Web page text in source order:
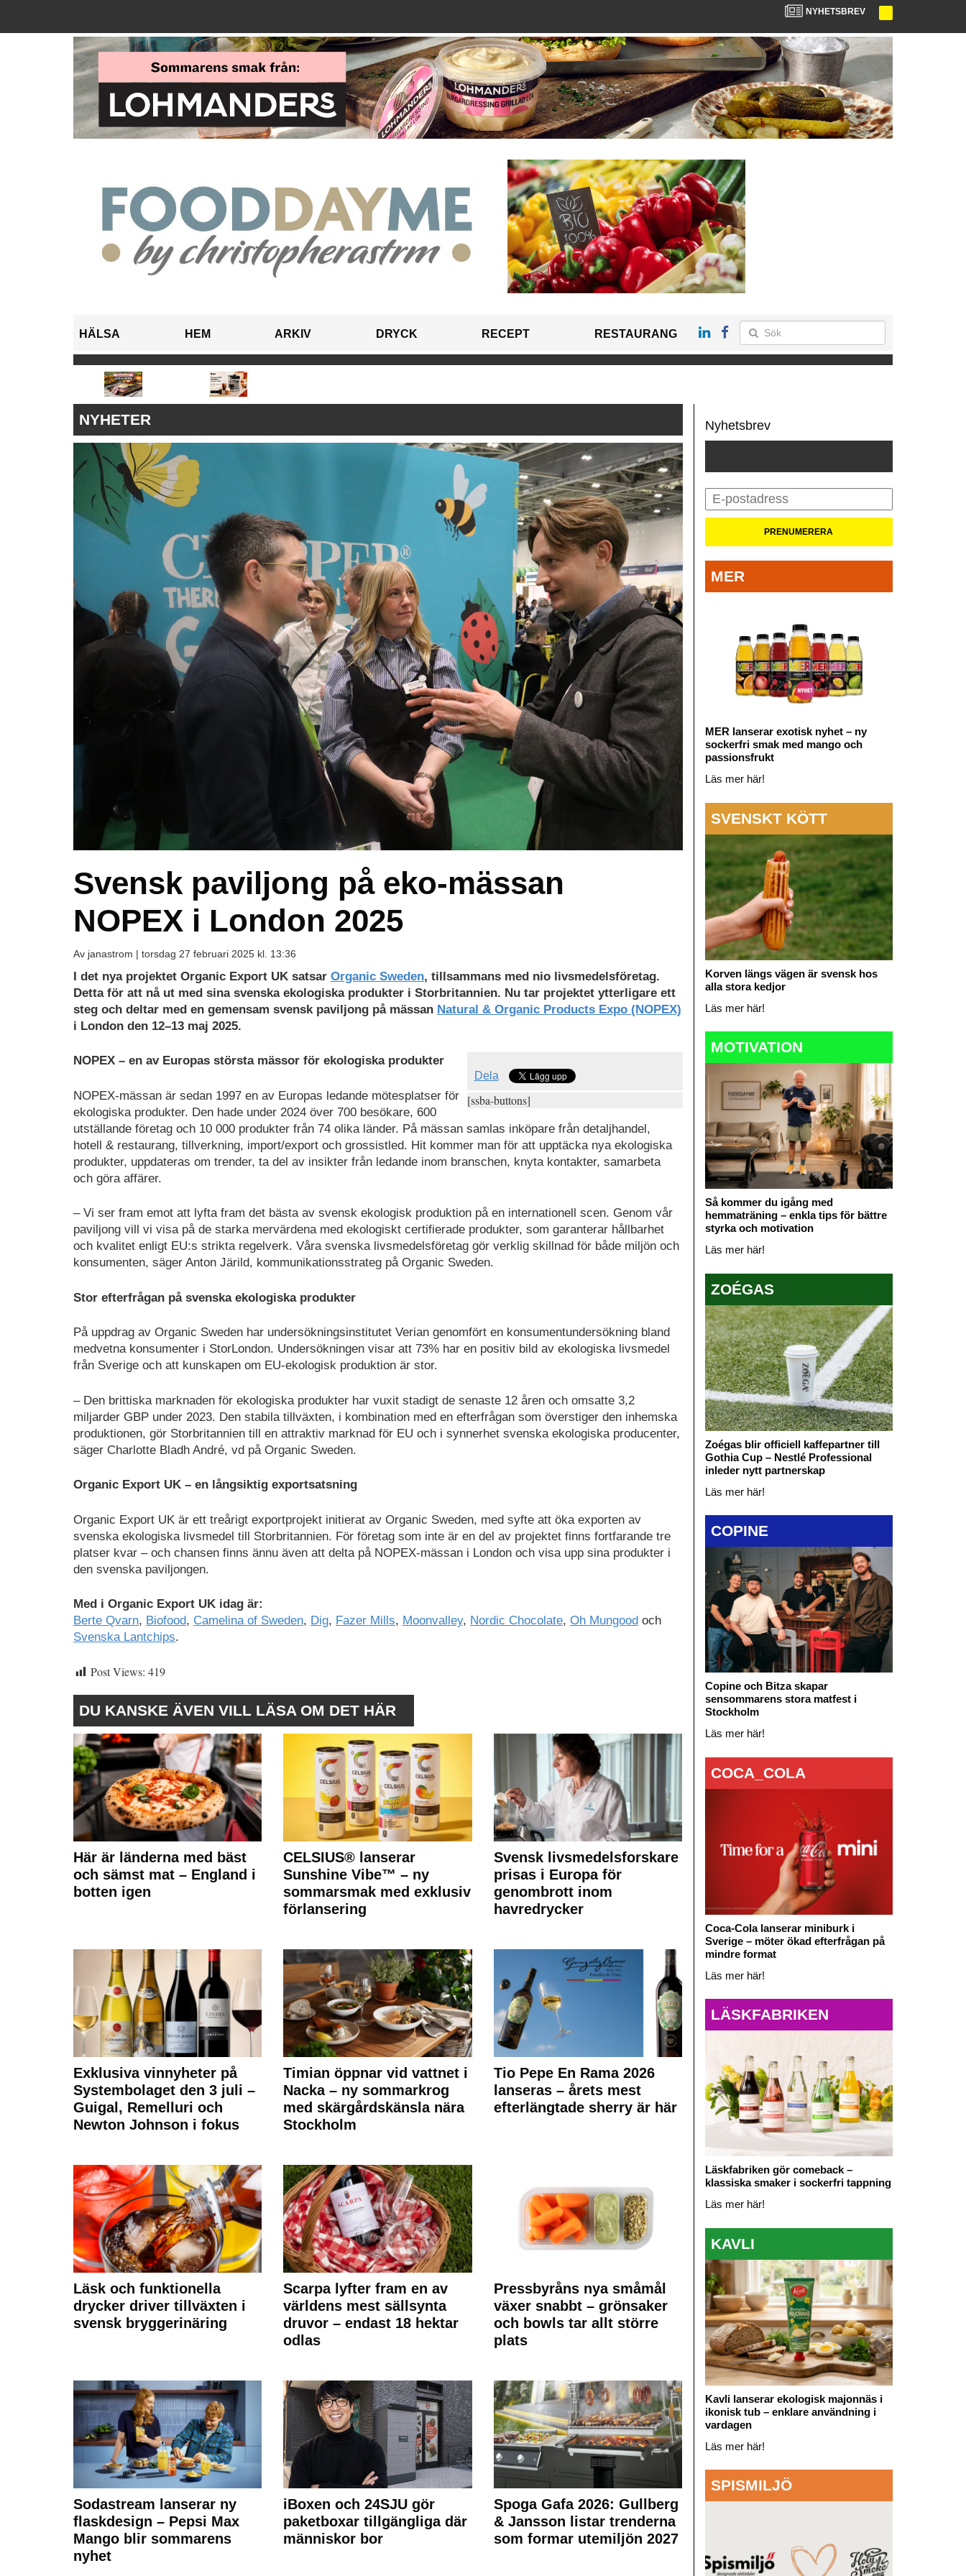
NYHETSBREV
HÄLSA HEM ARKIV DRYCK RECEPT RESTAURANG
NYHETER
Svensk paviljong på eko-mässan
NOPEX i London 2025
Av janastrom | torsdag 27 februari 2025 kl. 13:36
I det nya projektet Organic Export UK satsar Organic Sweden, tillsammans med nio livsmedelsföretag.
Detta för att nå ut med sina svenska ekologiska produkter i Storbritannien. Nu tar projektet ytterligare ett
steg och deltar med en gemensam svensk paviljong på mässan Natural & Organic Products Expo (NOPEX)
i London den 12–13 maj 2025.
Dela
[ssba-buttons]
NOPEX – en av Europas största mässor för ekologiska produkter
NOPEX-mässan är sedan 1997 en av Europas ledande mötesplatser för
ekologiska produkter. Den hade under 2024 över 700 besökare, 600
utställande företag och 10 000 produkter från 74 olika länder. På mässan samlas inköpare från detaljhandel,
hotell & restaurang, tillverkning, import/export och grossistled. Hit kommer man för att upptäcka nya ekologiska
produkter, uppdateras om trender, ta del av insikter från ledande inom branschen, knyta kontakter, samarbeta
och göra affärer.
– Vi ser fram emot att lyfta fram det bästa av svensk ekologisk produktion på en internationell scen. Genom vår
paviljong vill vi visa på de starka mervärdena med ekologiskt certifierade produkter, som garanterar hållbarhet
och kvalitet enligt EU:s strikta regelverk. Våra svenska livsmedelsföretag gör verklig skillnad för både miljön och
konsumenten, säger Anton Järild, kommunikationsstrateg på Organic Sweden.
Stor efterfrågan på svenska ekologiska produkter
På uppdrag av Organic Sweden har undersökningsinstitutet Verian genomfört en konsumentundersökning bland
medvetna konsumenter i StorLondon. Undersökningen visar att 73% har en positiv bild av ekologiska livsmedel
från Sverige och att kunskapen om EU-ekologisk produktion är stor.
– Den brittiska marknaden för ekologiska produkter har vuxit stadigt de senaste 12 åren och omsatte 3,2
miljarder GBP under 2023. Den stabila tillväxten, i kombination med en efterfrågan som överstiger den inhemska
produktionen, gör Storbritannien till en attraktiv marknad för EU och i synnerhet svenska ekologiska producenter,
säger Charlotte Bladh André, vd på Organic Sweden.
Organic Export UK – en långsiktig exportsatsning
Organic Export UK är ett treårigt exportprojekt initierat av Organic Sweden, med syfte att öka exporten av
svenska ekologiska livsmedel till Storbritannien. För företag som inte är en del av projektet finns fortfarande tre
platser kvar – och chansen finns ännu även att delta på NOPEX-mässan i London och visa upp sina produkter i
den svenska paviljongen.
Med i Organic Export UK idag är:
Berte Qvarn, Biofood, Camelina of Sweden, Dig, Fazer Mills, Moonvalley, Nordic Chocolate, Oh Mungood och
Svenska Lantchips.
Post Views: 419
DU KANSKE ÄVEN VILL LÄSA OM DET HÄR
Här är länderna med bäst
och sämst mat – England i
botten igen
CELSIUS® lanserar
Sunshine Vibe™ – ny
sommarsmak med exklusiv
förlansering
Svensk livsmedelsforskare
prisas i Europa för
genombrott inom
havredrycker
Exklusiva vinnyheter på
Systembolaget den 3 juli –
Guigal, Remelluri och
Newton Johnson i fokus
Timian öppnar vid vattnet i
Nacka – ny sommarkrog
med skärgårdskänsla nära
Stockholm
Tio Pepe En Rama 2026
lanseras – årets mest
efterlängtade sherry är här
Läsk och funktionella
drycker driver tillväxten i
svensk bryggerinäring
Scarpa lyfter fram en av
världens mest sällsynta
druvor – endast 18 hektar
odlas
Pressbyråns nya småmål
växer snabbt – grönsaker
och bowls tar allt större
plats
Sodastream lanserar ny
flaskdesign – Pepsi Max
Mango blir sommarens
nyhet
iBoxen och 24SJU gör
paketboxar tillgängliga där
människor bor
Spoga Gafa 2026: Gullberg
& Jansson listar trenderna
som formar utemiljön 2027
Nyhetsbrev
MER
MER lanserar exotisk nyhet – ny
sockerfri smak med mango och
passionsfrukt
Läs mer här!
SVENSKT KÖTT
Korven längs vägen är svensk hos
alla stora kedjor
Läs mer här!
MOTIVATION
Så kommer du igång med
hemmaträning – enkla tips för bättre
styrka och motivation
Läs mer här!
ZOÉGAS
Zoégas blir officiell kaffepartner till
Gothia Cup – Nestlé Professional
inleder nytt partnerskap
Läs mer här!
COPINE
Copine och Bitza skapar
sensommarens stora matfest i
Stockholm
Läs mer här!
COCA_COLA
Coca-Cola lanserar miniburk i
Sverige – möter ökad efterfrågan på
mindre format
Läs mer här!
LÄSKFABRIKEN
Läskfabriken gör comeback –
klassiska smaker i sockerfri tappning
Läs mer här!
KAVLI
Kavli lanserar ekologisk majonnäs i
ikonisk tub – enklare användning i
vardagen
Läs mer här!
SPISMILJÖ